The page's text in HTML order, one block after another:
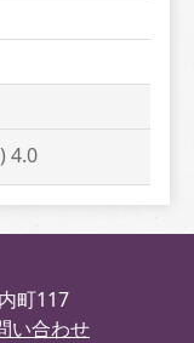
4.0
町117
い合わせ